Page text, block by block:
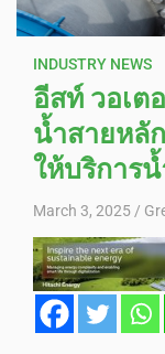
INDUSTRY NEWS
อีสท์ วอเต
น้ำสายหลั
ให้บริการ
March 3, 2025